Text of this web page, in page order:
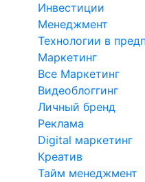
Инвестиции
Менеджмент
Технологии в
Маркетинг
Все Маркетинг
Видеоблоггинг
Личный бренд
Реклама
Digital маркетинг
Креатив
Тайм менеджмент